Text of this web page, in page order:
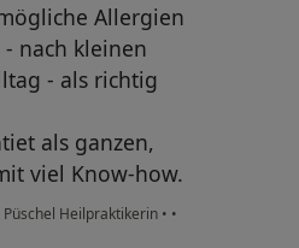
Allergien
nach kleinen
- als richtig
als ganzen,
viel Know-how.
Püschel Heilpraktikerin • •